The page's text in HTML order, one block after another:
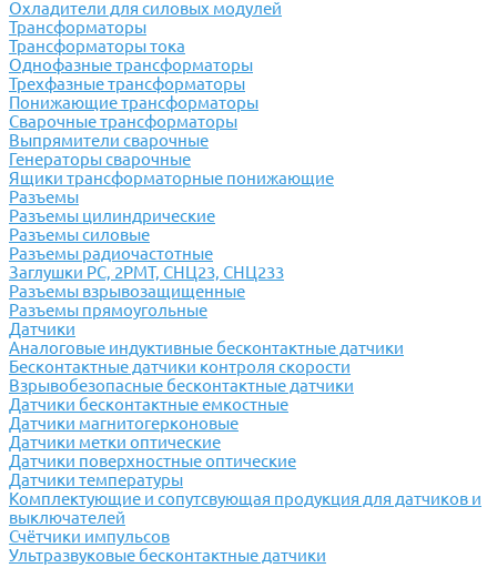
Охладители для силовых модулей
Трансформаторы
Трансформаторы тока
Однофазные трансформаторы
Трехфазные трансформаторы
Понижающие трансформаторы
Сварочные трансформаторы
Выпрямители сварочные
Генераторы сварочные
Ящики трансформаторные понижающие
Разъемы
Разъемы цилиндрические
Разъемы силовые
Разъемы радиочастотные
Заглушки РС, 2РМТ, СНЦ23, СНЦ233
Разъемы взрывозащищенные
Разъемы прямоугольные
Датчики
Аналоговые индуктивные бесконтактные датчики
Бесконтактные датчики контроля скорости
Взрывобезопасные бесконтактные датчики
Датчики бесконтактные емкостные
Датчики магнитогерконовые
Датчики метки оптические
Датчики поверхностные оптические
Датчики температуры
Комплектующие и сопутсвующая продукция для датчиков и
выключателей
Счётчики импульсов
Ультразвуковые бесконтактные датчики